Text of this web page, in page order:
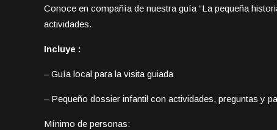
Conoce en compañía de nuestra guía “La pequeña
actividades.
Incluye :
– Guía local para la visita guiada
– Pequeño dossier infantil con actividades, preguntas y
Mínimo de personas: